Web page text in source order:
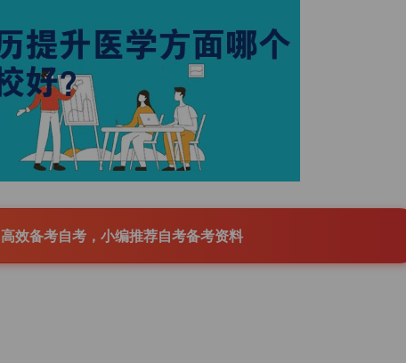
高效备考自考，小编推荐自考备考资料